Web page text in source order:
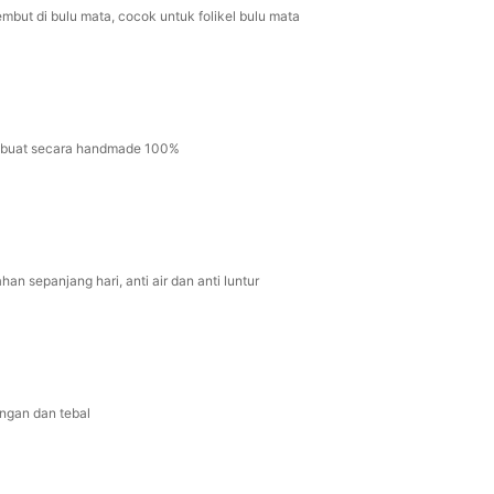
di bulu mata, cocok untuk folikel bulu mata
secara handmade 100%
sepanjang hari, anti air dan anti luntur
dan tebal